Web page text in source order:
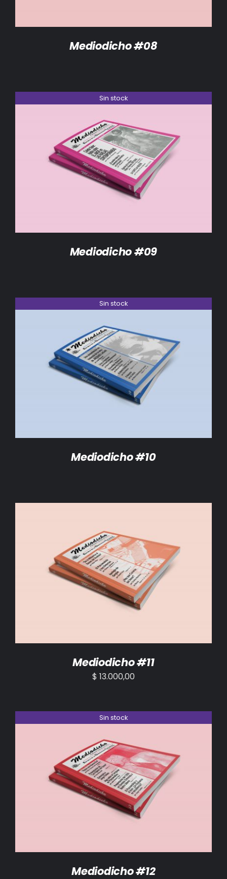
Mediodicho #08
Sin stock
DETALLES
Mediodicho #09
Sin stock
DETALLES
Mediodicho #10
AÑADIR AL CARRITO / DETALLES
Mediodicho #11
$ 13.000,00
Sin stock
DETALLES
Mediodicho #12